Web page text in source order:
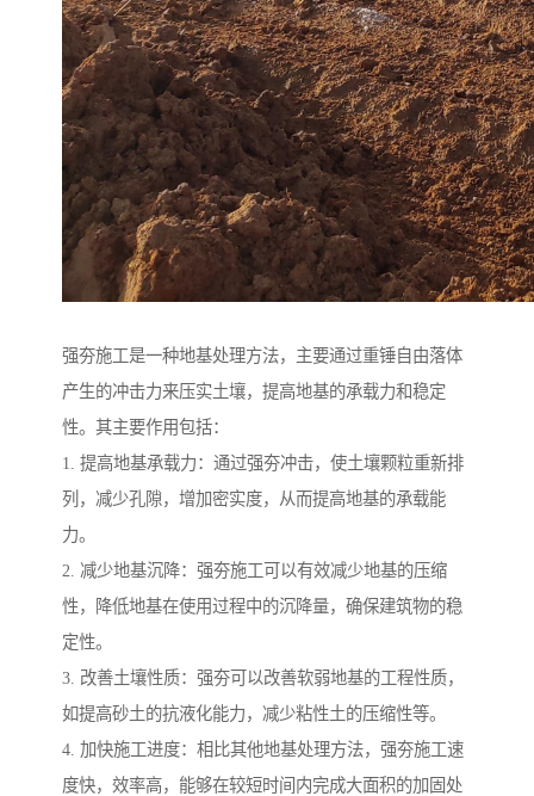
强夯施工是一种地基处理方法，主要通过重锤自由落体
产生的冲击力来压实土壤，提高地基的承载力和稳定
性。其主要作用包括：
1. 提高地基承载力：通过强夯冲击，使土壤颗粒重新排
列，减少孔隙，增加密实度，从而提高地基的承载能
力。
2. 减少地基沉降：强夯施工可以有效减少地基的压缩
性，降低地基在使用过程中的沉降量，确保建筑物的稳
定性。
3. 改善土壤性质：强夯可以改善软弱地基的工程性质，
如提高砂土的抗液化能力，减少粘性土的压缩性等。
4. 加快施工进度：相比其他地基处理方法，强夯施工速
度快，效率高，能够在较短时间内完成大面积的加固处